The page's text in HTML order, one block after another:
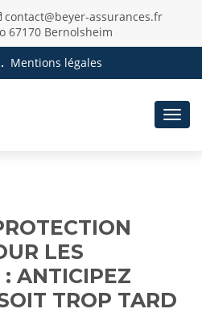
contact@beyer-assurances.fr
67170 Bernolsheim
Mentions légales
LES
: ANTICIPEZ
TROP TARD